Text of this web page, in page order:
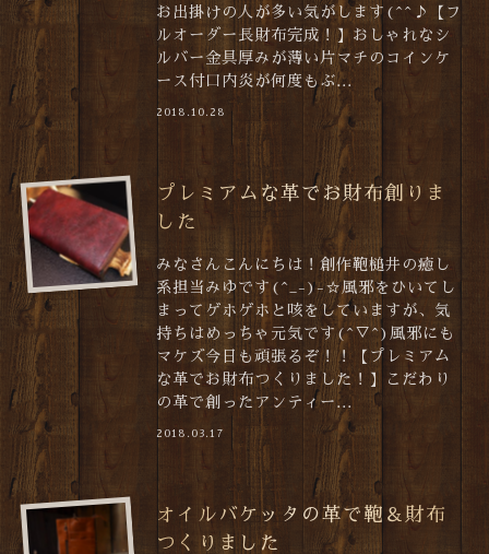
お出掛けの人が多い気がします(^^♪【フ
ルオーダー長財布完成！】おしゃれなシ
ルバー金具厚みが薄い片マチのコインケ
ース付口内炎が何度もぶ...
2018.10.28
プレミアムな革でお財布創りま
した
みなさんこんにちは！創作鞄槌井の癒し
系担当みゆです(^_-)-☆風邪をひいてし
まってゲホゲホと咳をしていますが、気
持ちはめっちゃ元気です(^▽^)風邪にも
マケズ今日も頑張るぞ！！【プレミアム
な革でお財布つくりました！】こだわり
の革で創ったアンティー...
2018.03.17
オイルバケッタの革で鞄＆財布
つくりました